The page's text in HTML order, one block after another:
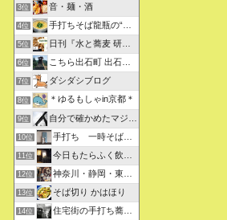
3位 音・麺・酒
4位 手打ちそば龍瓶の“いつも心に太陽を”
5位 日刊『水と蕎麦 研究図鑑』
6位 こちら出石町 出石そばの「田中屋食品製造部」
7位 ダシダシブログ
8位 ＊ゆるもしゃin京都＊
9位 自分で確かめたマジな近現代史・グルメな蕎麦・キレイなお花さん
10位 手打ち 一時そば (店主の軟式ホームページ）
11位 今日もたらふく飲んで食べた -湖月四代目嫁日記-
12位 神奈川・静岡・東京の蕎麦屋の評判と口コミ
13位 そば切り かはほり
14位 住宅街の手打ち蕎麦屋三代目ブログ